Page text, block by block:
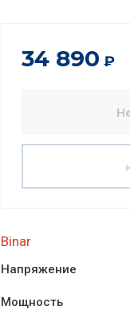
34 890 ₽
Binar
Напряжение
Мощность